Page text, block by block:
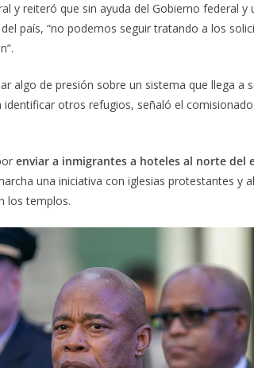
y reiteró que sin ayuda del Gobierno federal y
país, “no podemos seguir tratando a los
algo de presión sobre un sistema que llega a
otros refugios, señaló el
enviar a inmigrantes a hoteles al norte del
una iniciativa con iglesias protestantes y
los templos.